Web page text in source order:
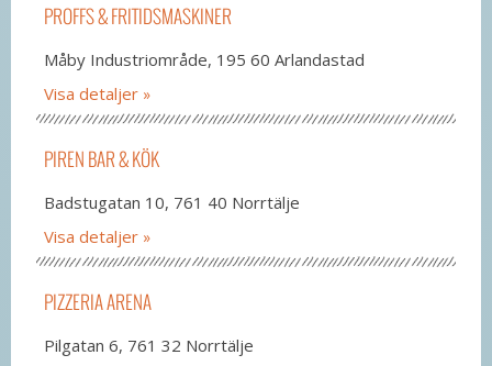
PROFFS & FRITIDSMASKINER
Måby Industriområde, 195 60 Arlandastad
Visa detaljer
PIREN BAR & KÖK
Badstugatan 10, 761 40 Norrtälje
Visa detaljer
PIZZERIA ARENA
Pilgatan 6, 761 32 Norrtälje